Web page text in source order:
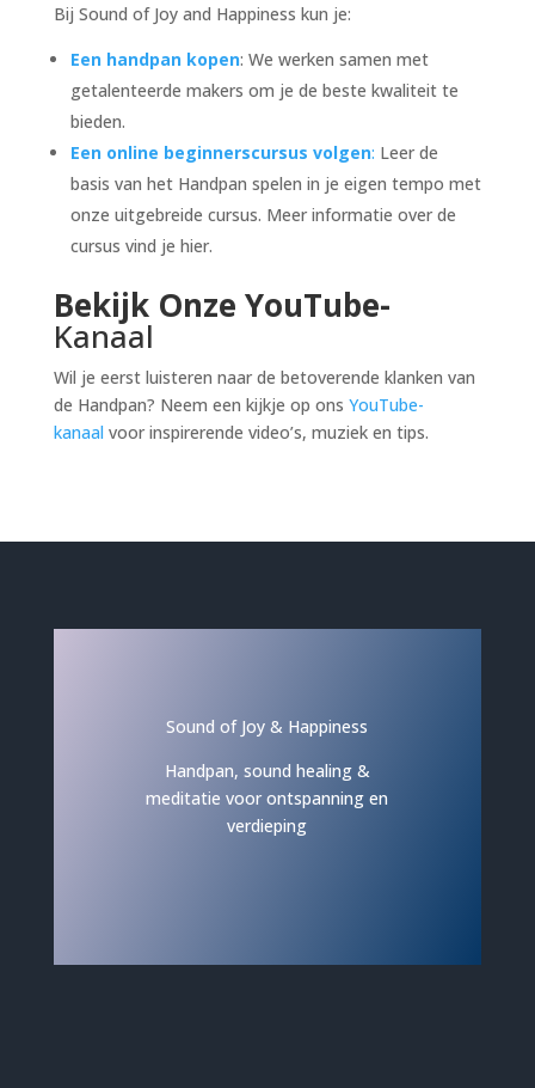
Bij Sound of Joy and Happiness kun je:
Een handpan kopen: We werken samen met
getalenteerde makers om je de beste kwaliteit te
bieden.
Een online beginnerscursus volgen: Leer de
basis van het Handpan spelen in je eigen tempo met
onze uitgebreide cursus. Meer informatie over de
cursus vind je hier.
Bekijk Onze YouTube-
Kanaal
Wil je eerst luisteren naar de betoverende klanken van
de Handpan? Neem een kijkje op ons YouTube-
kanaal voor inspirerende video’s, muziek en tips.
Sound of Joy & Happiness
Handpan, sound healing &
meditatie voor ontspanning en
verdieping